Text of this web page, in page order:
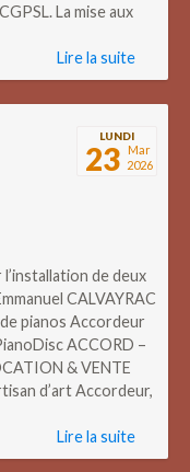
La mise aux
Lire la suite
LUNDI
23 Mar
2026
de deux
CALVAYRAC
pianos Accordeur
ACCORD –
& VENTE
d’art Accordeur,
Lire la suite